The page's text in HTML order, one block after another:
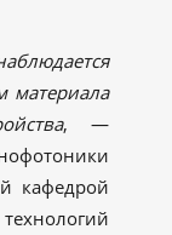
материала
, —
кафедрой